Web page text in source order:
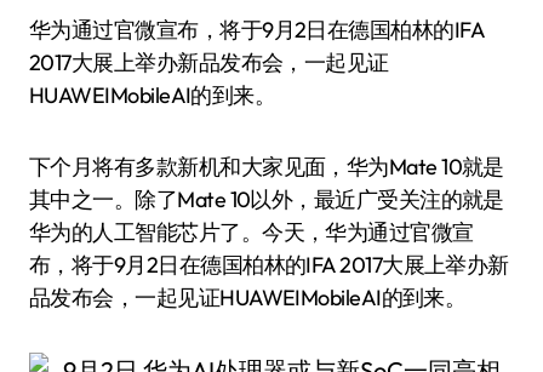
华为通过官微宣布，将于9月2日在德国柏林的IFA
2017大展上举办新品发布会，一起见证
HUAWEIMobileAI的到来。
下个月将有多款新机和大家见面，华为Mate 10就是
其中之一。除了Mate 10以外，最近广受关注的就是
华为的人工智能芯片了。今天，华为通过官微宣
布，将于9月2日在德国柏林的IFA 2017大展上举办新
品发布会，一起见证HUAWEIMobileAI的到来。